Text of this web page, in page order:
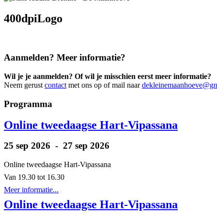
400dpiLogo
Aanmelden? Meer informatie?
Wil je je aanmelden? Of wil je misschien eerst meer informatie?
Neem gerust contact met ons op of mail naar
Sidebar
Programma
Online tweedaagse Hart-Vipassana
25 sep 2026 - 27 sep 2026
Online tweedaagse Hart-Vipassana
Van 19.30 tot 16.30
Meer informatie...
Online tweedaagse Hart-Vipassana